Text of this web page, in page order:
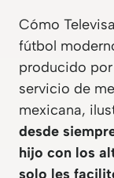
Cómo
fútbol
producido
servicio de
mexicana,
desde
hijo con los
solo les